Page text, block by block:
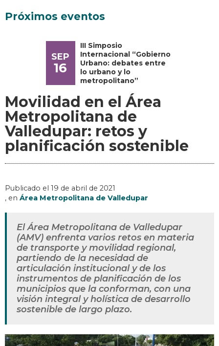
Próximos eventos
SEP
16
III Simposio
Internacional “Gobierno
Urbano: debates entre
lo urbano y lo
metropolitano”
Movilidad en el Área
Metropolitana de
Valledupar: retos y
planificación sostenible
Publicado el 19 de abril de 2021
, en Área Metropolitana de Valledupar
El Área Metropolitana de Valledupar
(AMV) enfrenta varios retos en materia
de transporte y movilidad regional,
partiendo de la necesidad de
articulación institucional y de los
instrumentos de planificación de los
municipios que la conforman, con una
visión integral y holística de desarrollo
sostenible de largo plazo.